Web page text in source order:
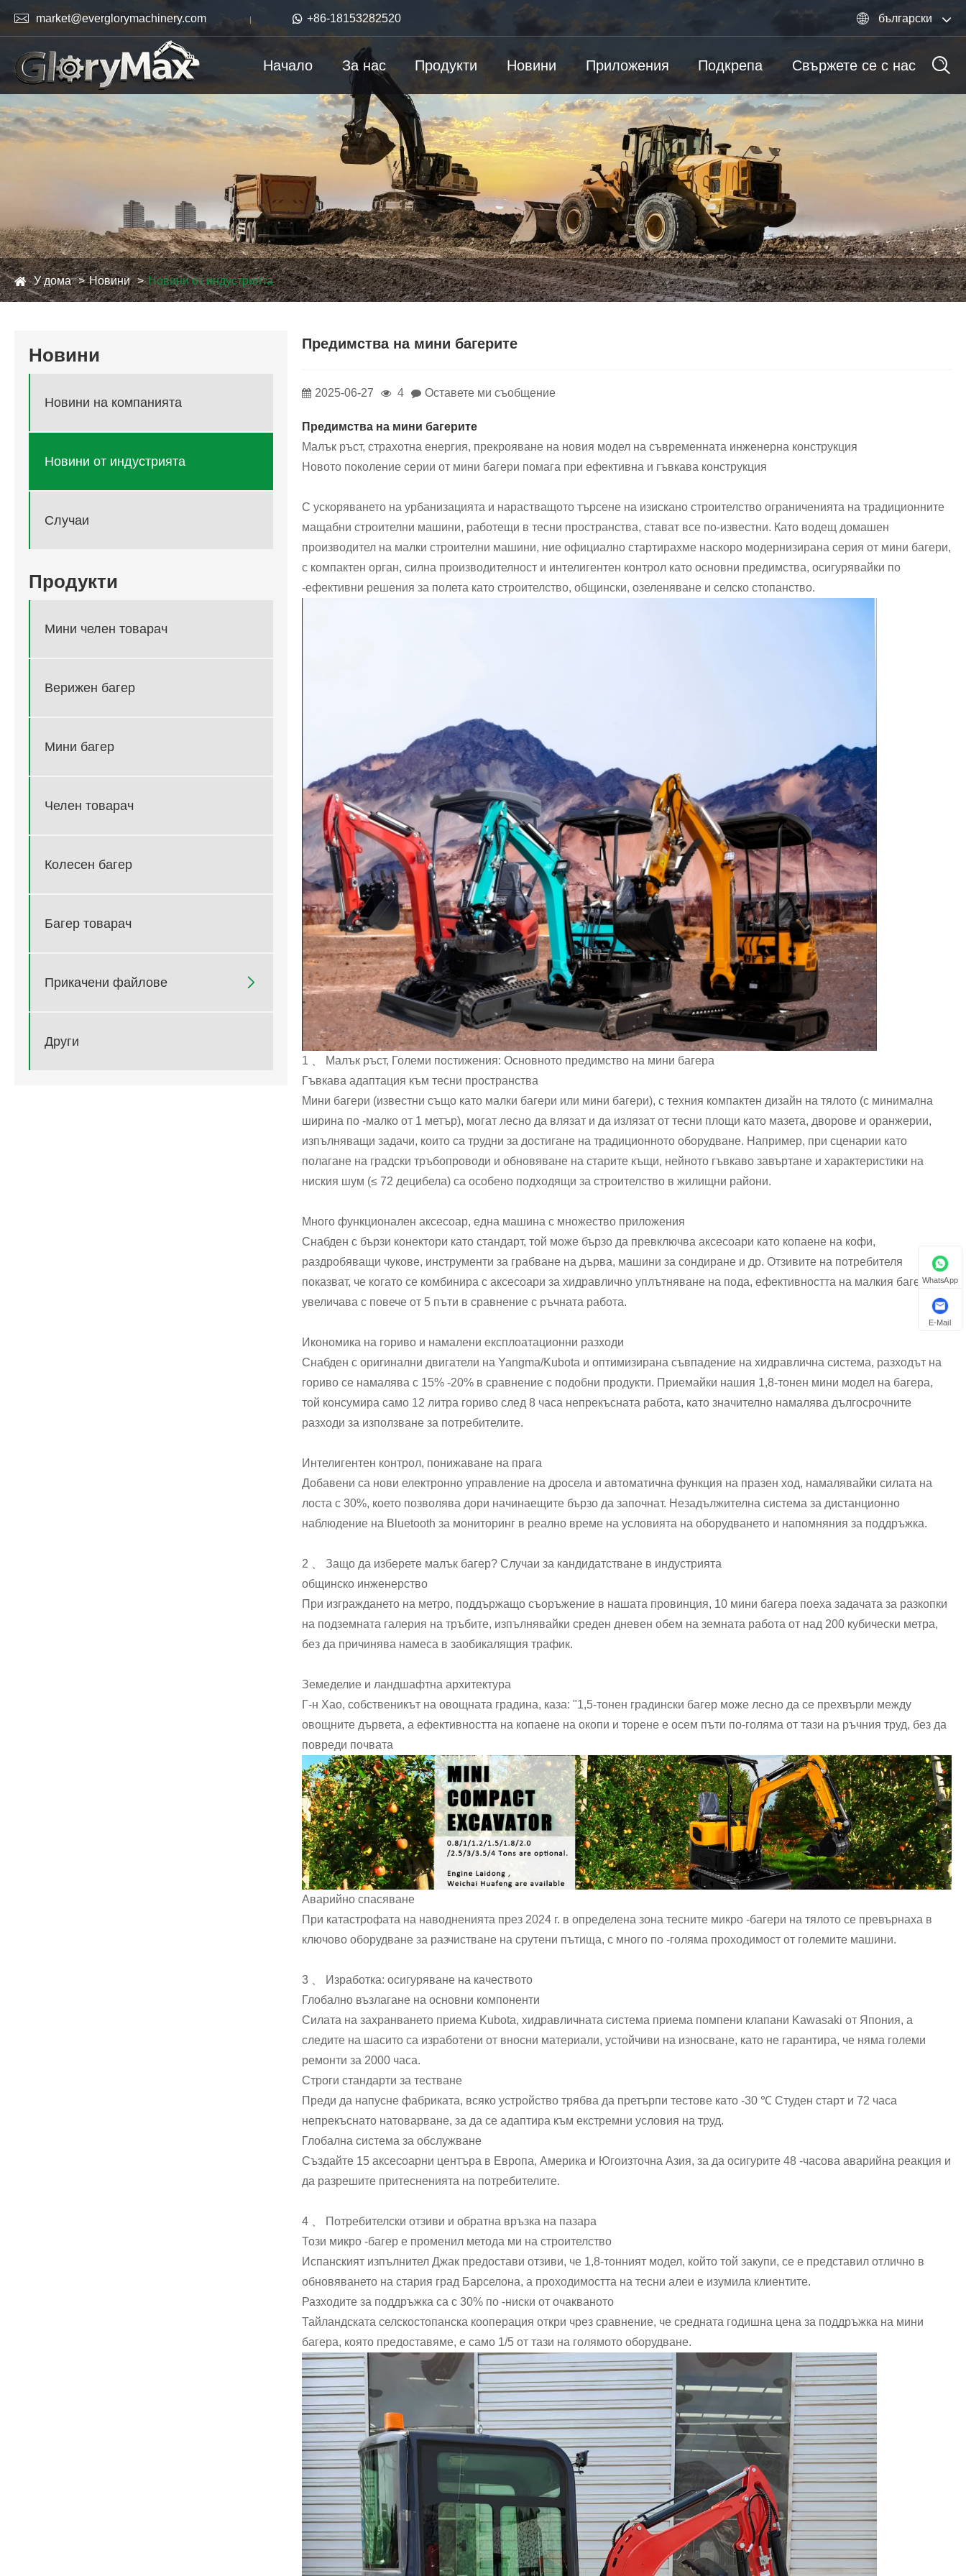
 market@everglorymachinery.com +86-18153282520  български
Начало За нас Продукти Новини Приложения Подкрепа Свържете се с нас
У дома Новини Новини от индустрията
Новини
Новини на компанията
Новини от индустрията
Случаи
Продукти
Мини челен товарач
Верижен багер
Мини багер
Челен товарач
Колесен багер
Багер товарач
Прикачени файлове 
Други
Предимства на мини багерите
2025-06-27 4 Оставете ми съобщение
Предимства на мини багерите
Малък ръст, страхотна енергия, прекрояване на новия модел на съвременната инженерна конструкция
Новото поколение серии от мини багери помага при ефективна и гъвкава конструкция
С ускоряването на урбанизацията и нарастващото търсене на изискано строителство ограниченията на традиционните
мащабни строителни машини, работещи в тесни пространства, стават все по-известни. Като водещ домашен
производител на малки строителни машини, ние официално стартирахме наскоро модернизирана серия от мини багери,
с компактен орган, силна производителност и интелигентен контрол като основни предимства, осигурявайки по
-ефективни решения за полета като строителство, общински, озеленяване и селско стопанство.
1 、 Малък ръст, Големи постижения: Основното предимство на мини багера
Гъвкава адаптация към тесни пространства
Мини багери (известни също като малки багери или мини багери), с техния компактен дизайн на тялото (с минимална
ширина по -малко от 1 метър), могат лесно да влязат и да излязат от тесни площи като мазета, дворове и оранжерии,
изпълняващи задачи, които са трудни за достигане на традиционното оборудване. Например, при сценарии като
полагане на градски тръбопроводи и обновяване на старите къщи, нейното гъвкаво завъртане и характеристики на
ниския шум (≤ 72 децибела) са особено подходящи за строителство в жилищни райони.
Много функционален аксесоар, една машина с множество приложения
Снабден с бързи конектори като стандарт, той може бързо да превключва аксесоари като копаене на кофи,
раздробяващи чукове, инструменти за грабване на дърва, машини за сондиране и др. Отзивите на потребителя
показват, че когато се комбинира с аксесоари за хидравлично уплътняване на пода, ефективността на малкия багер се
увеличава с повече от 5 пъти в сравнение с ръчната работа.
Икономика на гориво и намалени експлоатационни разходи
Снабден с оригинални двигатели на Yangma/Kubota и оптимизирана съвпадение на хидравлична система, разходът на
гориво се намалява с 15% -20% в сравнение с подобни продукти. Приемайки нашия 1,8-тонен мини модел на багера,
той консумира само 12 литра гориво след 8 часа непрекъсната работа, като значително намалява дългосрочните
разходи за използване за потребителите.
Интелигентен контрол, понижаване на прага
Добавени са нови електронно управление на дросела и автоматична функция на празен ход, намалявайки силата на
лоста с 30%, което позволява дори начинаещите бързо да започнат. Незадължителна система за дистанционно
наблюдение на Bluetooth за мониторинг в реално време на условията на оборудването и напомняния за поддръжка.
2 、 Защо да изберете малък багер? Случаи за кандидатстване в индустрията
общинско инженерство
При изграждането на метро, поддържащо съоръжение в нашата провинция, 10 мини багера поеха задачата за разкопки
на подземната галерия на тръбите, изпълнявайки среден дневен обем на земната работа от над 200 кубически метра,
без да причинява намеса в заобикалящия трафик.
Земеделие и ландшафтна архитектура
Г-н Хао, собственикът на овощната градина, каза: "1,5-тонен градински багер може лесно да се прехвърли между
овощните дървета, а ефективността на копаене на окопи и торене е осем пъти по-голяма от тази на ръчния труд, без да
повреди почвата
Аварийно спасяване
При катастрофата на наводненията през 2024 г. в определена зона тесните микро -багери на тялото се превърнаха в
ключово оборудване за разчистване на срутени пътища, с много по -голяма проходимост от големите машини.
3 、 Изработка: осигуряване на качеството
Глобално възлагане на основни компоненти
Силата на захранването приема Kubota, хидравличната система приема помпени клапани Kawasaki от Япония, а
следите на шасито са изработени от вносни материали, устойчиви на износване, като не гарантира, че няма големи
ремонти за 2000 часа.
Строги стандарти за тестване
Преди да напусне фабриката, всяко устройство трябва да претърпи тестове като -30 ℃ Студен старт и 72 часа
непрекъснато натоварване, за да се адаптира към екстремни условия на труд.
Глобална система за обслужване
Създайте 15 аксесоарни центъра в Европа, Америка и Югоизточна Азия, за да осигурите 48 -часова аварийна реакция и
да разрешите притесненията на потребителите.
4 、 Потребителски отзиви и обратна връзка на пазара
Този микро -багер е променил метода ми на строителство
Испанският изпълнител Джак предостави отзиви, че 1,8-тонният модел, който той закупи, се е представил отлично в
обновяването на стария град Барселона, а проходимостта на тесни алеи е изумила клиентите.
Разходите за поддръжка са с 30% по -ниски от очакваното
Тайландската селскостопанска кооперация откри чрез сравнение, че средната годишна цена за поддръжка на мини
багера, която предоставяме, е само 1/5 от тази на голямото оборудване.
WhatsApp
E-Mail